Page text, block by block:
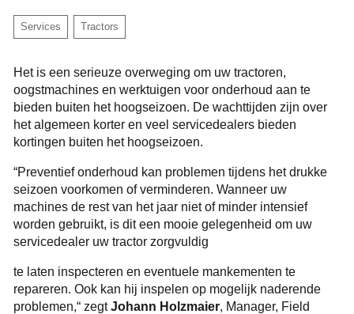
Services Tractors
Het is een serieuze overweging om uw tractoren,
oogstmachines en werktuigen voor onderhoud aan te
bieden buiten het hoogseizoen. De wachttijden zijn over
het algemeen korter en veel servicedealers bieden
kortingen buiten het hoogseizoen.
“Preventief onderhoud kan problemen tijdens het drukke
seizoen voorkomen of verminderen. Wanneer uw
machines de rest van het jaar niet of minder intensief
worden gebruikt, is dit een mooie gelegenheid om uw
servicedealer uw tractor zorgvuldig
te laten inspecteren en eventuele mankementen te
repareren. Ook kan hij inspelen op mogelijk naderende
problemen,“ zegtJohann Holzmaier, Manager, Field